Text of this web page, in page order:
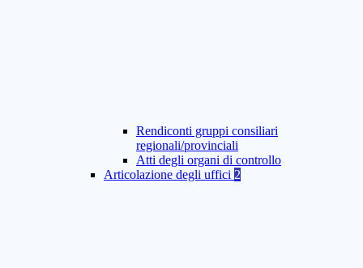
Rendiconti gruppi consiliari
regionali/provinciali
Atti degli organi di controllo
Articolazione degli uffici 2